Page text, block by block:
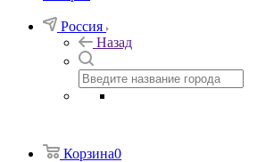
Россия
Назад
Корзина0